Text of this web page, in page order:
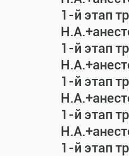
1-й этап
1-й этап
1-й этап
1-й этап
1-й этап